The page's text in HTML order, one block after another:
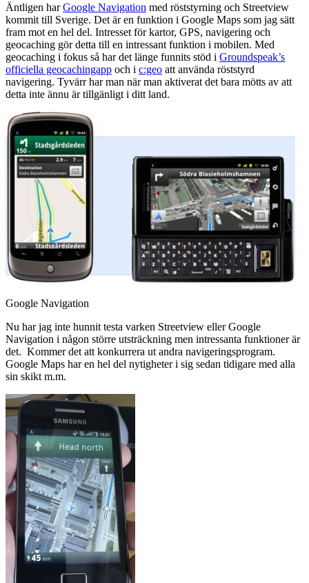
Äntligen harGoogle Navigation med röststyrning och Streetview
kommit till Sverige. Det är en funktion i Google Maps som jag sätt
fram mot en hel del. Intresset för kartor, GPS, navigering och
geocaching gör detta till en intressant funktion i mobilen. Med
geocaching i fokus så har det länge funnits stöd i Groundspeak’s
officiella geocachingapp och i c:geo att använda röststyrd
navigering. Tyvärr har man när man aktiverat det bara mötts av att
detta inte ännu är tillgänligt i ditt land.
Google Navigation
Nu har jag inte hunnit testa varken Streetview eller Google
Navigation i någon större utsträckning men intressanta funktioner är
det. Kommer det att konkurrera ut andra navigeringsprogram.
Google Maps har en hel del nytigheter i sig sedan tidigare med alla
sin skikt m.m.